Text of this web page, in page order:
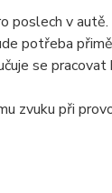
poslech v autě.
potřeba
se
zvuku při